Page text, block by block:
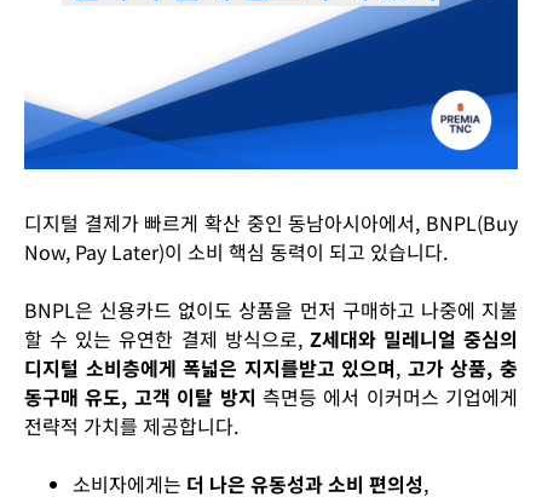
디지털 결제가 빠르게 확산 중인 동남아시아에서, BNPL(Buy
Now, Pay Later)이 소비 핵심 동력이 되고 있습니다.
BNPL은 신용카드 없이도 상품을 먼저 구매하고 나중에 지불
할 수 있는 유연한 결제 방식으로, Z세대와 밀레니얼 중심의
디지털 소비층에게 폭넓은 지지를받고 있으며, 고가 상품, 충
동구매 유도, 고객 이탈 방지 측면등 에서 이커머스 기업에게
전략적 가치를 제공합니다.
소비자에게는 더 나은 유동성과 소비 편의성,